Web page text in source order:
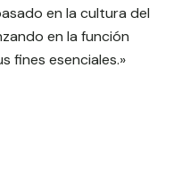
en la cultura del
en la función
fines esenciales.»